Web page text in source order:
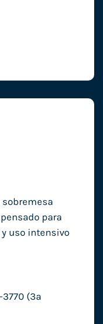
sobremesa
para
uso intensivo
(3ª